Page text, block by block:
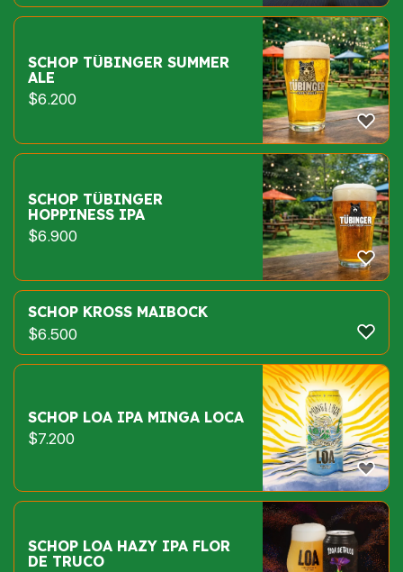
SCHOP TÜBINGER SUMMER
ALE
$6.200
SCHOP TÜBINGER
HOPPINESS IPA
$6.900
SCHOP KROSS MAIBOCK
$6.500
SCHOP LOA IPA MINGA LOCA
$7.200
SCHOP LOA HAZY IPA FLOR
DE TRUCO